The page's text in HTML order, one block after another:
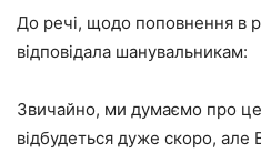
До речі, щодо поповнення в
відповідала шанувальникам:
Звичайно, ми думаємо про
відбудеться дуже скоро, але